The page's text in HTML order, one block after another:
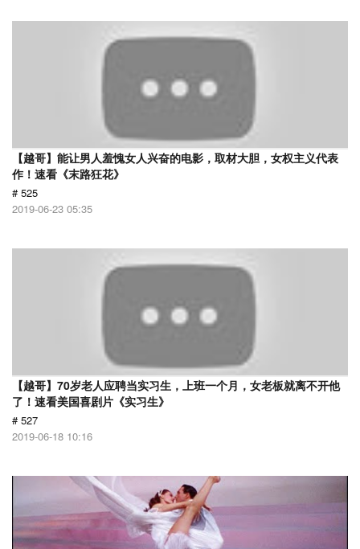
【越哥】能让男人羞愧女人兴奋的电影，取材大胆，女权主义代表
作！速看《末路狂花》
# 525
2019-06-23 05:35
【越哥】70岁老人应聘当实习生，上班一个月，女老板就离不开他
了！速看美国喜剧片《实习生》
# 527
2019-06-18 10:16